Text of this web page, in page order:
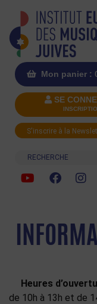
Mon panier :
SE
S'inscrire à la
Recherche
Heures
de 10h à 13h et de